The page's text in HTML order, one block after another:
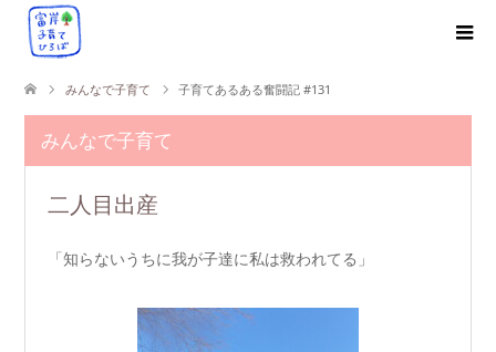
みんなで子育て 子育てあるある奮闘記 #131
みんなで子育て
二人目出産
「知らないうちに我が子達に私は救われてる」